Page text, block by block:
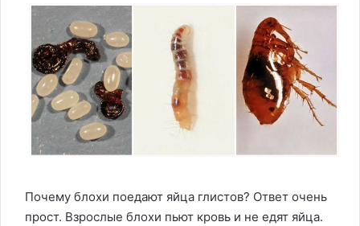
Почему блохи поедают яйца глистов? Ответ очень
прост. Взрослые блохи пьют кровь и не едят яйца.